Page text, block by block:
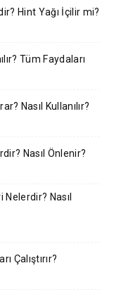
Hint Yağı İçilir mi?
Tüm Faydaları
Nasıl Kullanılır?
Nasıl Önlenir?
Nasıl
Çalıştırır?